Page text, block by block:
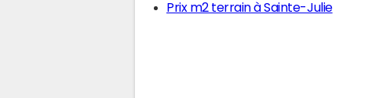
Prix m2 terrain à Sainte-Julie